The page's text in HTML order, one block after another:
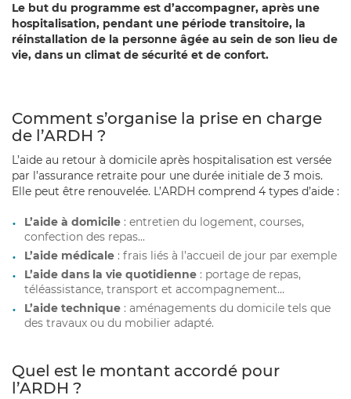
Le but du programme est d’accompagner, après une
hospitalisation, pendant une période transitoire, la
réinstallation de la personne âgée au sein de son lieu de
vie, dans un climat de sécurité et de confort.
Comment s’organise la prise en charge
de l’ARDH ?
L’aide au retour à domicile après hospitalisation est versée
par l’assurance retraite pour une durée initiale de 3 mois.
Elle peut être renouvelée. L’ARDH comprend 4 types d’aide :
L’aide à domicile : entretien du logement, courses,
confection des repas...
L’aide médicale : frais liés à l’accueil de jour par exemple
L’aide dans la vie quotidienne : portage de repas,
téléassistance, transport et accompagnement…
L’aide technique : aménagements du domicile tels que
des travaux ou du mobilier adapté.
Quel est le montant accordé pour
l’ARDH ?